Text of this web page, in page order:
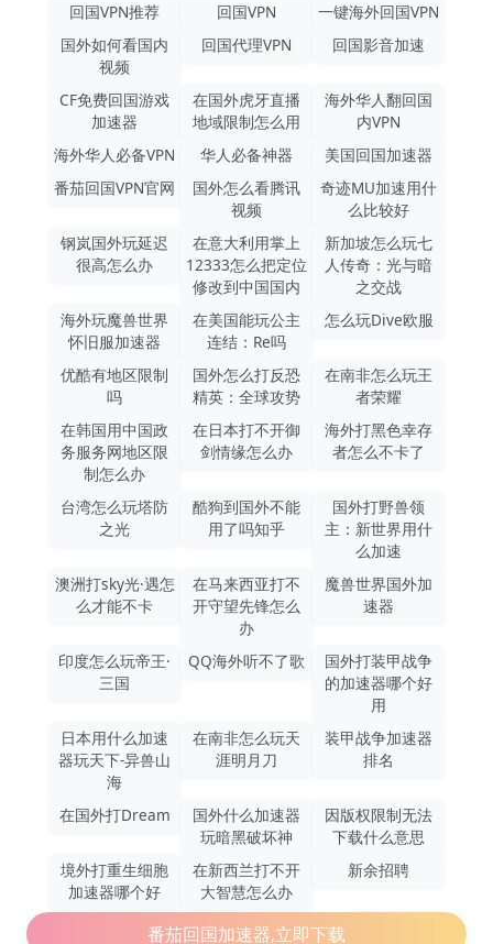
番茄回国加速器,立即下载
回国VPN推荐
回国VPN
一键海外回国VPN
国外如何看国内
视频
回国代理VPN 回国影音加速
CF免费回国游戏
加速器
在国外虎牙直播
地域限制怎么用
海外华人翻回国
内VPN
海外华人必备VPN
华人必备神器
美国回国加速器
番茄回国VPN官网
国外怎么看腾讯
视频
奇迹MU加速用什
么比较好
钢岚国外玩延迟
很高怎么办
在意大利用掌上
12333怎么把定位
修改到中国国内
新加坡怎么玩七
人传奇：光与暗
之交战
海外玩魔兽世界
怀旧服加速器
在美国能玩公主
连结：Re吗
怎么玩Dive欧服
优酷有地区限制
吗
国外怎么打反恐
精英：全球攻势
在南非怎么玩王
者荣耀
在韩国用中国政
务服务网地区限
制怎么办
在日本打不开御
剑情缘怎么办
海外打黑色幸存
者怎么不卡了
台湾怎么玩塔防
之光
酷狗到国外不能
用了吗知乎
国外打野兽领
主：新世界用什
么加速
澳洲打sky光·遇怎
么才能不卡
在马来西亚打不
开守望先锋怎么
办
魔兽世界国外加
速器
印度怎么玩帝王·
三国
QQ海外听不了歌
国外打装甲战争
的加速器哪个好
用
日本用什么加速
器玩天下-异兽山
海
在南非怎么玩天
涯明月刀
装甲战争加速器
排名
在国外打Dream
国外什么加速器
玩暗黑破坏神
因版权限制无法
下载什么意思
境外打重生细胞
加速器哪个好
在新西兰打不开
大智慧怎么办
新余招聘